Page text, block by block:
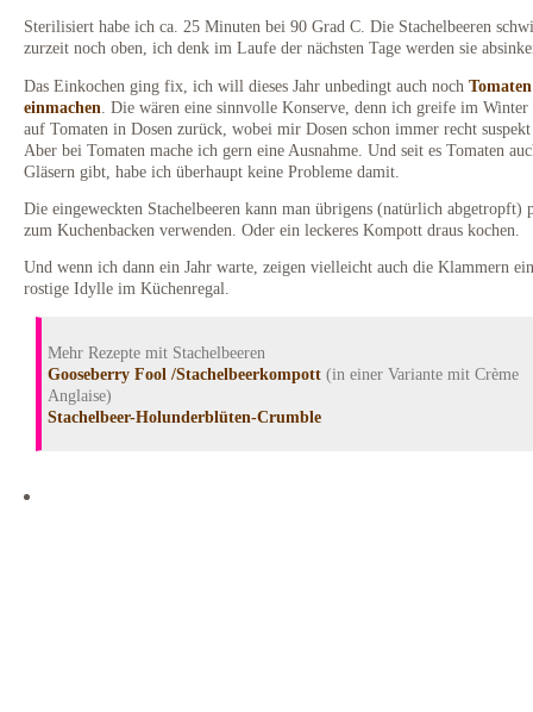
Sterilisiert habe ich ca. 25 Minuten bei 90 Grad C. Die Stachelbeeren
zurzeit noch oben, ich denk im Laufe der nächsten Tage werden sie
Das Einkochen ging fix, ich will dieses Jahr unbedingt auch noch Tomaten
einmachen . Die wären eine sinnvolle Konserve, denn ich greife im
auf Tomaten in Dosen zurück, wobei mir Dosen schon immer recht
Aber bei Tomaten mache ich gern eine Ausnahme. Und seit es Tomaten
Gläsern gibt, habe ich überhaupt keine Probleme damit.
Die eingeweckten Stachelbeeren kann man übrigens (natürlich abgetropft)
zum Kuchenbacken verwenden. Oder ein leckeres Kompott draus kochen.
Und wenn ich dann ein Jahr warte, zeigen vielleicht auch die Klammern
rostige Idylle im Küchenregal.
Mehr Rezepte mit Stachelbeeren
Gooseberry Fool /Stachelbeerkompott (in einer Variante mit Crème
Anglaise)
Stachelbeer-Holunderblüten-Crumble